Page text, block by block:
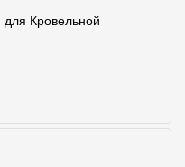
для Кровельной